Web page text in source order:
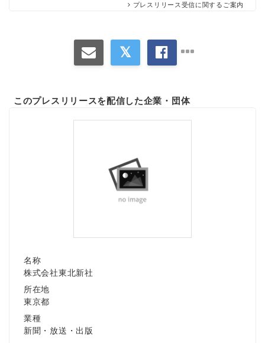
プレスリリース受信に関するご案内
このプレスリリースを配信した企業・団体
名称
株式会社東北新社
所在地
東京都
業種
新聞・放送・出版